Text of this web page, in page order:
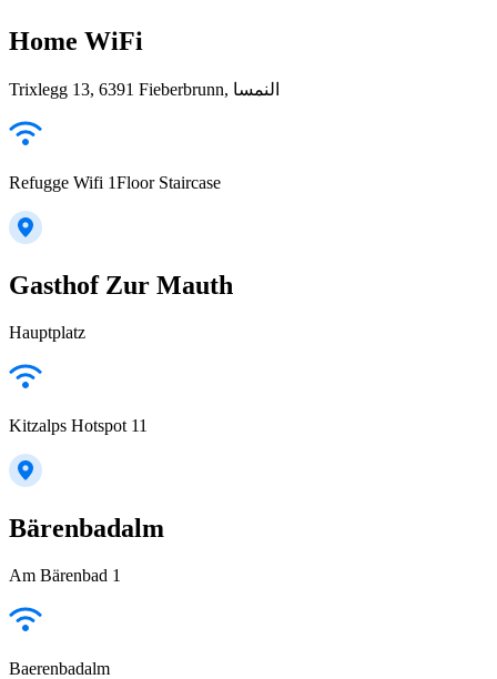
Home WiFi
Trixlegg 13, 6391 Fieberbrunn, النمسا
Refugge Wifi 1Floor Staircase
Gasthof Zur Mauth
Hauptplatz
Kitzalps Hotspot 11
Bärenbadalm
Am Bärenbad 1
Baerenbadalm